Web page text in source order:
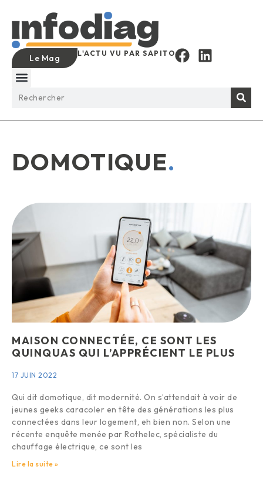
Le Mag L'ACTU VU PAR SAPITO
DOMOTIQUE.
MAISON CONNECTÉE, CE SONT LES
QUINQUAS QUI L’APPRÉCIENT LE PLUS
17 JUIN 2022
Qui dit domotique, dit modernité. On s’attendait à voir de
jeunes geeks caracoler en tête des générations les plus
connectées dans leur logement, eh bien non. Selon une
récente enquête menée par Rothelec, spécialiste du
chauffage électrique, ce sont les
Lire la suite »